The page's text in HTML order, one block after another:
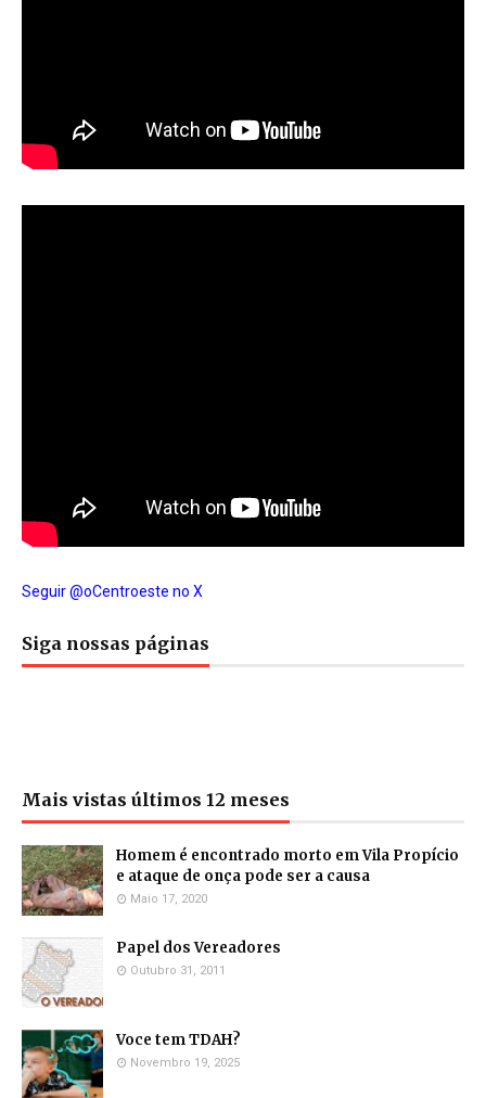
Seguir @oCentroeste no X
Siga nossas páginas
Mais vistas últimos 12 meses
Homem é encontrado morto em Vila Propício
e ataque de onça pode ser a causa
Maio 17, 2020
Papel dos Vereadores
Outubro 31, 2011
Voce tem TDAH?
Novembro 19, 2025